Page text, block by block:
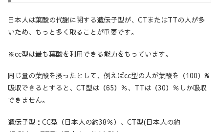
日本人は葉酸の代謝に関する遺伝子型が、CTまたはTTの人が多
いため、もっと多く取ることが重要です。
※cc型は最も葉酸を利用できる能力をもっています。
同じ量の葉酸を摂ったとして、例えばcc型の人が葉酸を（100）%
吸収できるとすると、CT型は（65）％、TTは（30）％しか吸収
できません。
遺伝子型：CC型（日本人の約38％）、CT型(日本人の約